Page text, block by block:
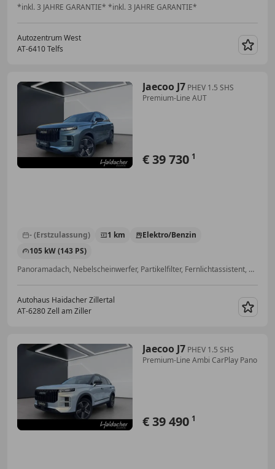
*inkl. 3 JAHRE GARANTIE* *inkl. 3 JAHRE GARANTIE*
Autozentrum West
AT-6410 Telfs
Jaecoo J7 PHEV 1.5 SHS
Premium-Line AUT
€ 39 730 1
- (Erstzulassung) 1 km
Elektro/Benzin
105 kW (143 PS)
Panoramadach, Nebelscheinwerfer, Partikelfilter, Fernlichtassistent, 360° Kamera, Beheizbare Frontscheibe, Lordosenstütze, Navigationssystem
Autohaus Haidacher Zillertal
AT-6280 Zell am Ziller
Jaecoo J7 PHEV 1.5 SHS
Premium-Line Ambi CarPlay Pano
€ 39 490 1